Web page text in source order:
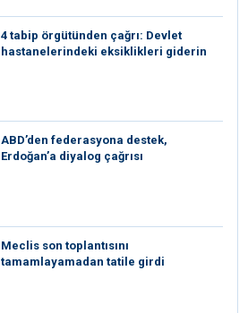
4 tabip örgütünden çağrı: Devlet
hastanelerindeki eksiklikleri giderin
ABD’den federasyona destek,
Erdoğan’a diyalog çağrısı
Meclis son toplantısını
tamamlayamadan tatile girdi